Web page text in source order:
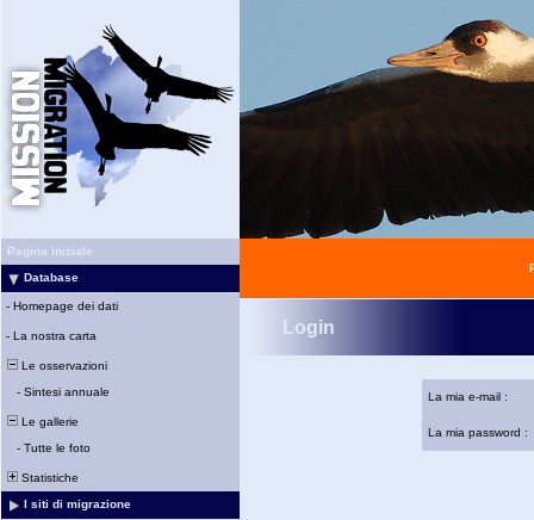
Pagina iniziale
Database
- Homepage dei dati
- La nostra carta
Le osservazioni
- Sintesi annuale
Le gallerie
- Tutte le foto
Statistiche
I siti di migrazione
Login
La mia e-mail :
La mia password :